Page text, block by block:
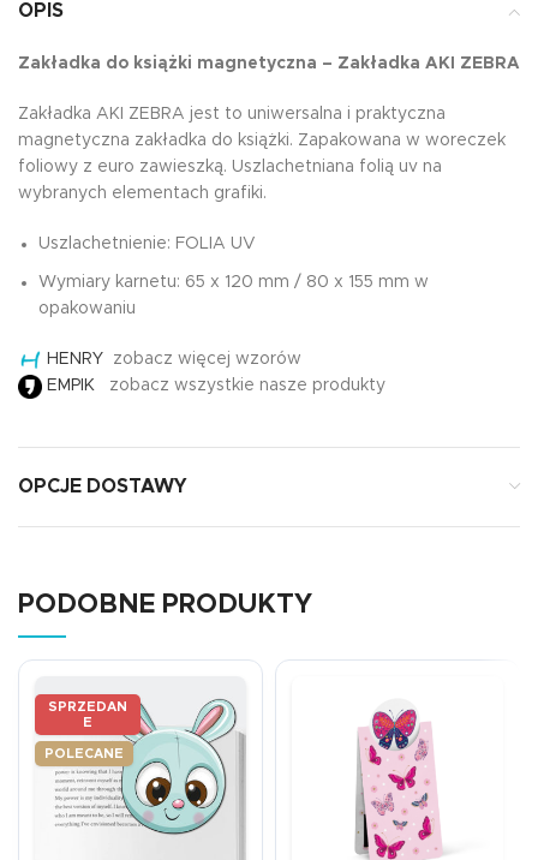
OPIS
Zakładka do książki magnetyczna – Zakładka AKI ZEBRA
Zakładka AKI ZEBRA jest to uniwersalna i praktyczna
magnetyczna zakładka do książki. Zapakowana w woreczek
foliowy z euro zawieszką. Uszlachetniana folią uv na
wybranych elementach grafiki.
Uszlachetnienie: FOLIA UV
Wymiary karnetu: 65 x 120 mm / 80 x 155 mm w
opakowaniu
HENRY zobacz więcej wzorów
EMPIK zobacz wszystkie nasze produkty
OPCJE DOSTAWY
PODOBNE PRODUKTY
SPRZEDAN
E
POLECANE